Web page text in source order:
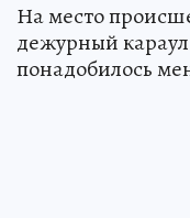
На место
дежурный
понадобилось